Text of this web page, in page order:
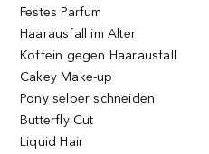
Festes Parfum
Haarausfall im Alter
Koffein gegen Haarausfall
Cakey Make-up
Pony selber schneiden
Butterfly Cut
Liquid Hair